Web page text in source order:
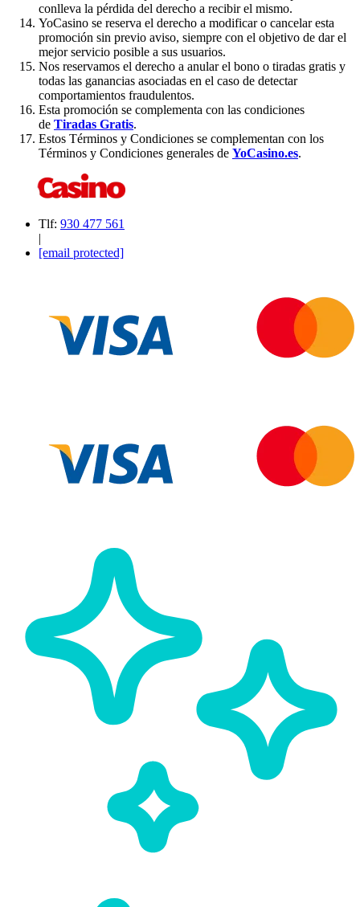
conlleva la pérdida del derecho a recibir el mismo.
YoCasino se reserva el derecho a modificar o cancelar esta
promoción sin previo aviso, siempre con el objetivo de dar el
mejor servicio posible a sus usuarios.
Nos reservamos el derecho a anular el bono o tiradas gratis y
todas las ganancias asociadas en el caso de detectar
comportamientos fraudulentos.
Esta promoción se complementa con las condiciones
de Tiradas Gratis.
Estos Términos y Condiciones se complementan con los
Términos y Condiciones generales de YoCasino.es.
Tlf: 930 477 561
|
[email protected]